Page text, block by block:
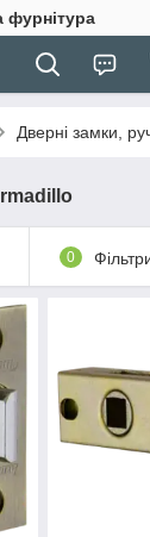
Дверні замки,
0